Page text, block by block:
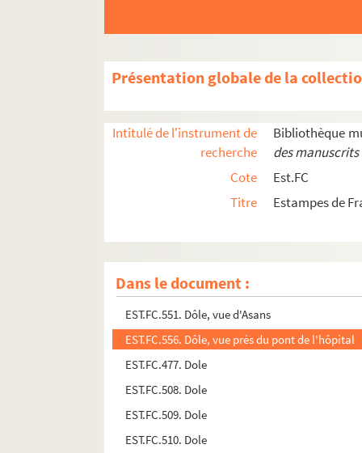
Présentation globale de la
Intitulé de l'instrument de
recherche
Bibliothèque
des
Cote
Est.FC
Titre
Estampes de
Dans le document :
EST.FC.M.122. Diplôme Académie des
EST.FC.M.123. Diplôme Académie des
EST.FC.M.124. Diplôme Académie des
EST.FC.M.125. Diplôme Académie des
EST.FC.M.120. Diplôme Académie des
EST.FC.582. Dôle et la fontaine d'Azans
EST.FC.502. Dole prise dans la première
EST.FC.361. Dôle, premier aspect du Jura
EST.FC.551. Dôle, vue d'Asans
EST.FC.556. Dôle, vue près du pont de l'hôpital
EST.FC.477. Dole
EST.FC.508. Dole
EST.FC.509. Dole
EST.FC.510. Dole